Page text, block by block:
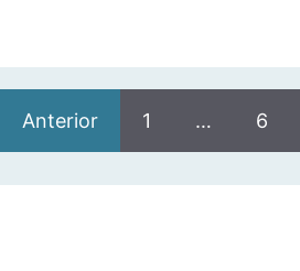
Anterior 1 … 6